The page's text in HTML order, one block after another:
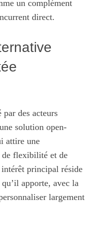
un complément
direct.
des acteurs
solution open-
attire une
de flexibilité et de
principal réside
apporte, avec la
largement